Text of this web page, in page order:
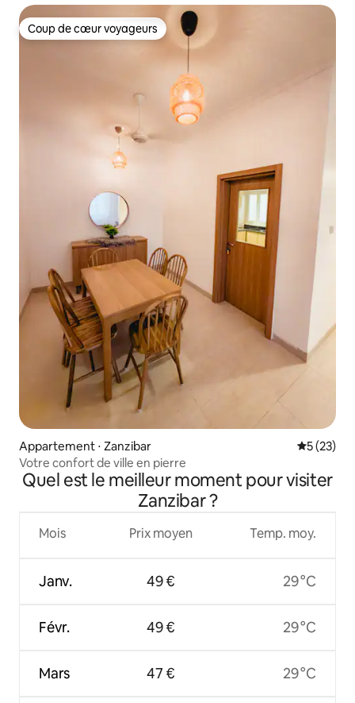
Coup de cœur voyageurs
Coup de cœur voyageurs
Appartement ⋅ Zanzibar
5 (23)
Votre confort de ville en pierre
Quel est le meilleur moment pour visiter
Zanzibar ?
Mois
Janv.
Févr.
Mars
Prix moyen
49 €
49 €
47 €
Temp. moy.
29 °C
29 °C
29 °C